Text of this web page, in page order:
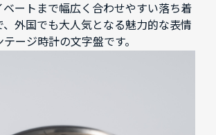
ベートまで幅広く合わせやすい落ち着
、外国でも大人気となる魅力的な表情
ージ時計の文字盤です。